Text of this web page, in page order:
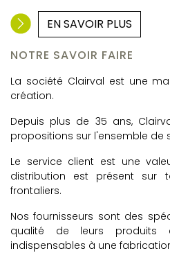
EN SAVOIR PLUS
NOTRE SAVOIR FAIRE
La société Clairval est une
création.
Depuis plus de 35 ans,
propositions sur l'ensemble de
Le service client est une
distribution est présent sur
frontaliers.
Nos fournisseurs sont des
qualité de leurs produits
indispensables à une